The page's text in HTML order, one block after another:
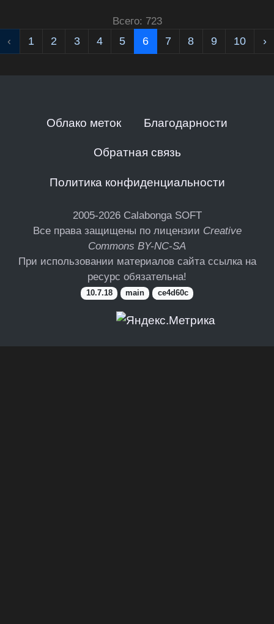
Всего: 723
‹ 1 2 3 4 5 6 7 8 9 10 ›
Облако меток Благодарности
Обратная связь
Политика конфиденциальности
2005-2026 Calabonga SOFT
Все права защищены по лицензии Creative
Commons BY-NC-SA
При использовании материалов сайта ссылка на
ресурс обязательна!
10.7.18 main ce4d60c